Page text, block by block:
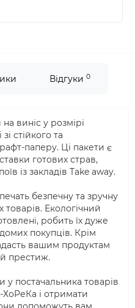
Відгуки 0
виніс у розмірі
стійкого та
паперу. Ці пакети є
готових страв,
із закладів Take away.
безпечну та зручну
Екологічний
робить їх дуже
покупців. Крім
вашим продуктам
престиж.
постачальника товарів
і отримати